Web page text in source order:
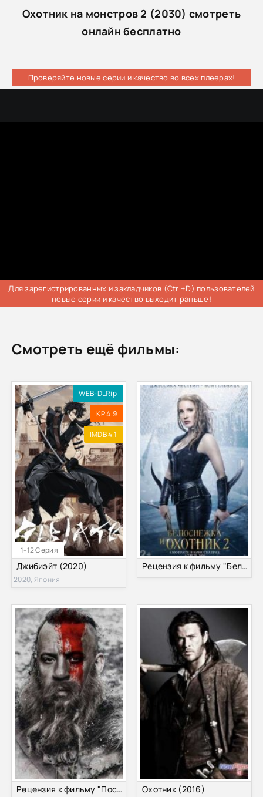
Охотник на монстров 2 (2030) смотреть
онлайн бесплатно
Проверяйте новые серии и качество во всех плеерах!
Для зарегистрированных и закладчиков (Ctrl+D) пользователей
новые серии и качество выходит раньше!
Смотреть ещё фильмы:
1-12 Серия
WEB-DLRip
KP 4.9
IMDB 4.1
Джибиэйт (2020)
2020, Япония
Рецензия к фильму "Белоснежка и Охотник 2" 2016
Рецензия к фильму "Последний охотник на ведьм" 2015 Охотник (2016)